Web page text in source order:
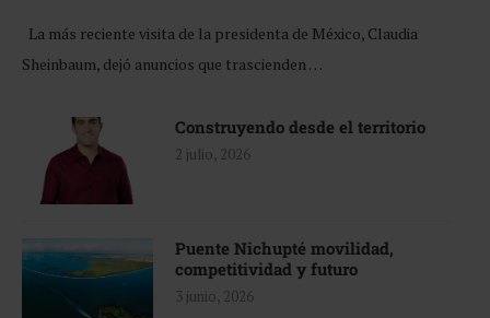
La más reciente visita de la presidenta de México, Claudia
Sheinbaum, dejó anuncios que trascienden …
Construyendo desde el territorio
2 julio, 2026
Puente Nichupté movilidad,
competitividad y futuro
3 junio, 2026